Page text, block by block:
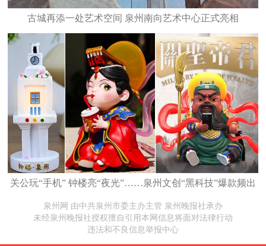
古城再添一处艺术空间 泉州南向艺术中心正式亮相
关公玩“手机” 钟楼亮“夜光”……泉州文创“黑科技”爆款频出
泉州网 由中共泉州市委主办主管 泉州晚报社承办
未经泉州晚报社授权擅自引用本网信息将面对法律行动
违法和不良信息举报中心